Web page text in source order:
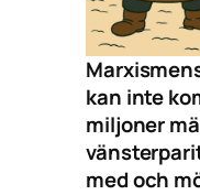
kan inte
miljoner
med och